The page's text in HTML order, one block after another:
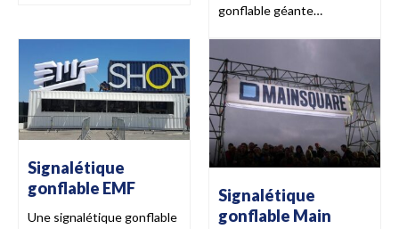
gonflable géante…
Signalétique
gonflable EMF
Une signalétique gonflable
Signalétique
gonflable Main